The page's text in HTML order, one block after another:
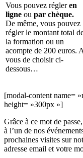
Vous pouvez régleren
ligne ou par chèque.
De même, vous pouvez
régler le montant total
la formation ou un
acompte de 200 euros. A
vous de choisir ci-
dessous…
[modal-content name=
height= »300px »]
Grâce à ce mot de
à l’un de nos
prochaines visites sur
adresse email et votre